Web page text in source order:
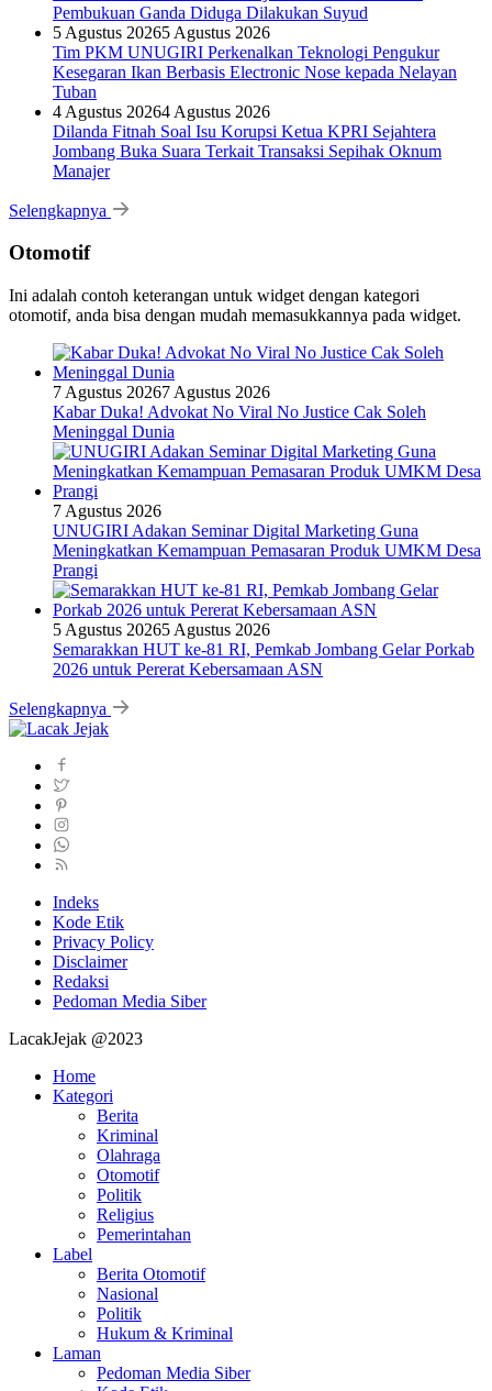
Pembukuan Ganda Diduga Dilakukan Suyud
5 Agustus 20265 Agustus 2026
Tim PKM UNUGIRI Perkenalkan Teknologi Pengukur
Kesegaran Ikan Berbasis Electronic Nose kepada Nelayan
Tuban
4 Agustus 20264 Agustus 2026
Dilanda Fitnah Soal Isu Korupsi Ketua KPRI Sejahtera
Jombang Buka Suara Terkait Transaksi Sepihak Oknum
Manajer
Selengkapnya
Otomotif
Ini adalah contoh keterangan untuk widget dengan kategori
otomotif, anda bisa dengan mudah memasukkannya pada widget.
7 Agustus 20267 Agustus 2026
Kabar Duka! Advokat No Viral No Justice Cak Soleh
Meninggal Dunia
7 Agustus 2026
UNUGIRI Adakan Seminar Digital Marketing Guna
Meningkatkan Kemampuan Pemasaran Produk UMKM Desa
Prangi
5 Agustus 20265 Agustus 2026
Semarakkan HUT ke-81 RI, Pemkab Jombang Gelar Porkab
2026 untuk Pererat Kebersamaan ASN
Selengkapnya
Indeks
Kode Etik
Privacy Policy
Disclaimer
Redaksi
Pedoman Media Siber
LacakJejak @2023
Home
Kategori
Berita
Kriminal
Olahraga
Otomotif
Politik
Religius
Pemerintahan
Label
Berita Otomotif
Nasional
Politik
Hukum & Kriminal
Laman
Pedoman Media Siber